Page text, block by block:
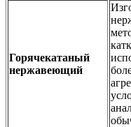
Горячекатаный
нержавеющий